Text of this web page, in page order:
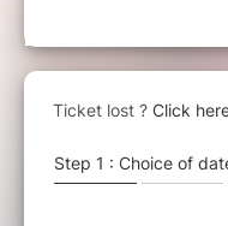
résultats du
sur le sujet.
c’est un pays oui
jour
! Enfin bon je